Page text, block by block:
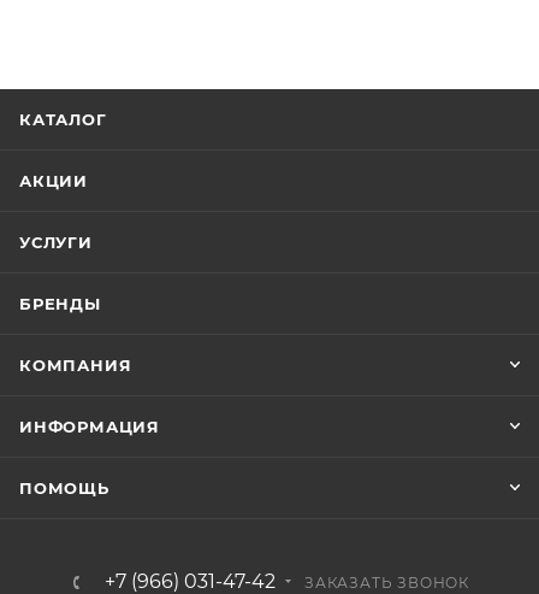
КАТАЛОГ
АКЦИИ
УСЛУГИ
БРЕНДЫ
КОМПАНИЯ
ИНФОРМАЦИЯ
ПОМОЩЬ
+7 (966) 031-47-42 ЗАКАЗАТЬ ЗВОНОК